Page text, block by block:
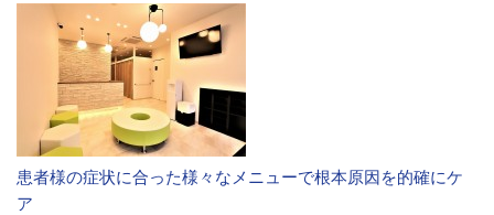
患者様の症状に合った様々なメニューで根本原因を的確にケ
ア